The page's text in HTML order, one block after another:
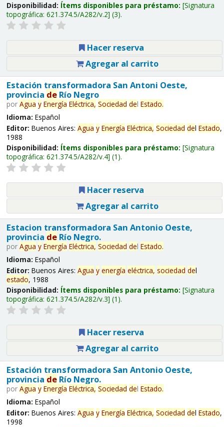
Disponibilidad: Ítems disponibles para préstamo: Signatura
topográfica: 621.374.5/A282/v.2 (3).
Hacer reserva
Agregar al carrito
Estación transformadora San Antoni Oeste,
provincia deRío Negro
por Agua y Energía Eléctrica, Sociedad del Estado.
Idioma: Español
Editor: Buenos Aires: Agua y Energía Eléctrica, Sociedad del Estado,
1988
Disponibilidad: Ítems disponibles para préstamo: Signatura
topográfica: 621.374.5/A282/v.4 (1).
Hacer reserva
Agregar al carrito
Estacion transformadora San Antonio Oeste,
provincia deRío Negro.
por Agua y Energía Eléctrica, Sociedad del Estado.
Idioma: Español
Editor: Buenos Aires: Agua y energía eléctrica, sociedad del
estado, 1988
Disponibilidad: Ítems disponibles para préstamo: Signatura
topográfica: 621.374.5/A282/v.3 (1).
Hacer reserva
Agregar al carrito
Estación transformadora San Antonio Oeste,
provincia deRío Negro.
por Agua y Energía Eléctrica, Sociedad del Estado.
Idioma: Español
Editor: Buenos Aires: Agua y Energía Eléctrica, Sociedad del Estado,
1998